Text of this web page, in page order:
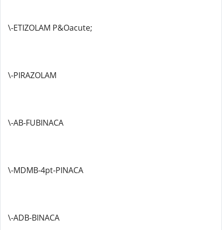
\-ETIZOLAM P&Oacute;
\-PIRAZOLAM
\-AB-FUBINACA
\-MDMB-4pt-PINACA
\-ADB-BINACA